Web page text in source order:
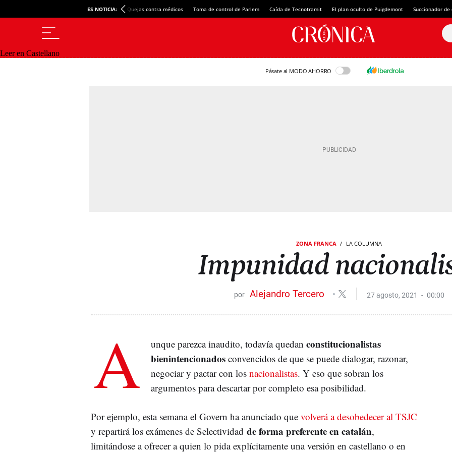
ES NOTICIA: Quejas contra médicos Toma de control de Parlem Caída de Tecnotramit El plan oculto de Puigdemont Succionador
Leer en Castellano
Pásate al MODO AHORRO
ZONA FRANCA LA COLUMNA
Impunidad
Alejandro Tercero 27 agosto, 2021 00:00
A unque parezca inaudito, todavía quedan constitucionalistas
bienintencionados convencidos de que se puede dialogar, razonar,
negociar y pactar con los nacionalistas. Y eso que sobran los
argumentos para descartar por completo esa posibilidad.
Por ejemplo, esta semana el Govern ha anunciado que volverá a desobedecer al TSJC
y repartirá los exámenes de Selectividad de forma preferente en catalán,
limitándose a ofrecer a quien lo pida explícitamente una versión en castellano o en